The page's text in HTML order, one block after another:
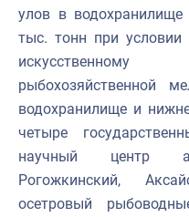
улов в
тыс. тонн при условии
рыбохозяйственной
водохранилище и
четыре
научный центр
Рогожкинский,
осетровый